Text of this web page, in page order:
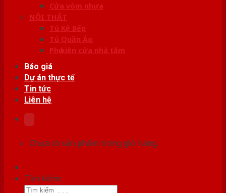
Cửa vòm nhựa
NỘI THẤT
Tủ Kệ Bếp
Tủ Quần Áo
Phụ kiện cửa nhà tắm
Báo giá
Dự án thực tế
Tin tức
Liên hệ
Chưa có sản phẩm trong giỏ hàng.
Tìm kiếm: